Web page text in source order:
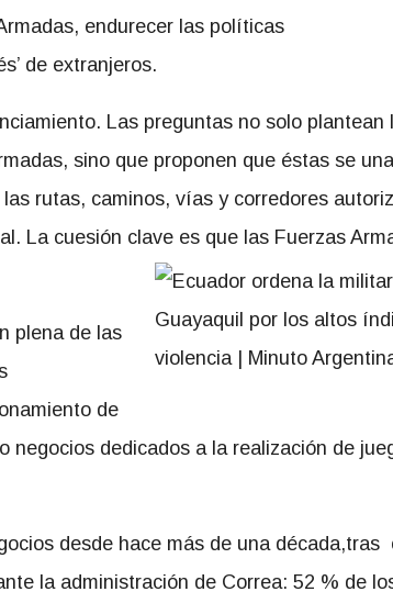
endurecer las políticas
de extranjeros.
Las preguntas no solo plantean
sino que proponen que éstas se
rutas, caminos, vías y corredores
La cuesión clave es que las Fuerzas
plena de las
de
negocios dedicados a la realización de
desde hace más de una década,tras
la administración de Correa: 52 % de